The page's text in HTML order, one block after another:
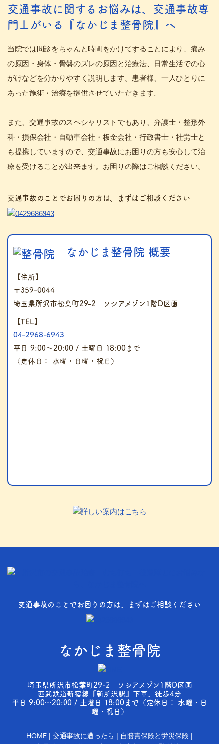
交通事故に関するお悩みは、交通事故専
門士がいる『なかじま整骨院』へ
当院では問診をちゃんと時間をかけてすることにより、痛み
の原因・身体・骨盤のズレの原因と治療法、日常生活での心
がけなどを分かりやすく説明します。患者様、一人ひとりに
あった施術・治療を提供させていただきます。
また、交通事故のスペシャリストでもあり、弁護士・整形外
科・損保会社・自動車会社・板金会社・行政書士・社労士と
も提携していますので、交通事故にお困りの方も安心して治
療を受けることが出来ます。お困りの際はご相談ください。
交通事故のことでお困りの方は、まずはご相談ください
なかじま整骨院 概要
【住所】
〒359-0044
埼玉県所沢市松葉町29-2 ソシアメゾン1階D区画
【TEL】
04-2968-6943
平日 9:00～20:00 / 土曜日 18:00まで
（定休日： 水曜・日曜・祝日）
交通事故のことでお困りの方は、まずはご相談ください
なかじま整骨院
埼玉県所沢市松葉町29-2 ソシアメゾン1階D区画
西武鉄道新宿線『新所沢駅』下車、徒歩4分
平日 9:00～20:00 / 土曜日 18:00まで（定休日： 水曜・日
曜・祝日）
HOME 交通事故に遭ったら
自賠責保険と労災保険